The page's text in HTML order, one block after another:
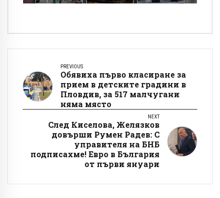
PREVIOUS
Обявиха първо класиране за
прием в детските градини в
Пловдив, за 517 малчугани
няма място
NEXT
След Киселова, Желязков
довърши Румен Радев: С
управителя на БНБ
подписахме! Евро в България
от първи януари